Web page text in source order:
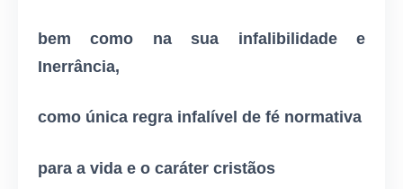
bem como na sua infalibilidade e
Inerrância,
como única regra infalível de fé normativa
para a vida e o caráter cristãos